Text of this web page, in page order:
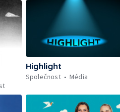
Highlight
Společnost
Média